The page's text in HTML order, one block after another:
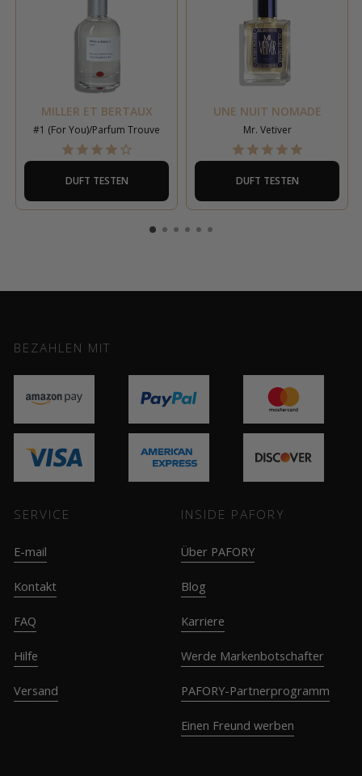
MILLER ET BERTAUX
#1 (For You)/Parfum Trouve
DUFT TESTEN
UNE NUIT NOMADE
Mr. Vetiver
DUFT TESTEN
BEZAHLEN MIT
SERVICE
E-mail
Kontakt
FAQ
Hilfe
Versand
INSIDE PAFORY
Über PAFORY
Blog
Karriere
Werde Markenbotschafter
PAFORY-Partnerprogramm
Einen Freund werben